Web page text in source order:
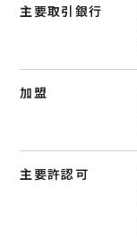
主要取引銀行
加盟
主要許認可